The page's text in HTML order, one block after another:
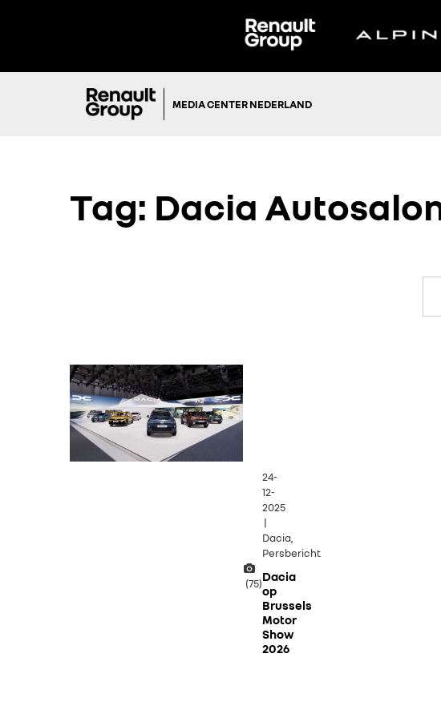
MEDIA CENTER NEDERLAND
Tag: Dacia
24-
12-
2025
|
Dacia,
Persbericht
(75)
Dacia
op
Brussels
Motor
Show
2026